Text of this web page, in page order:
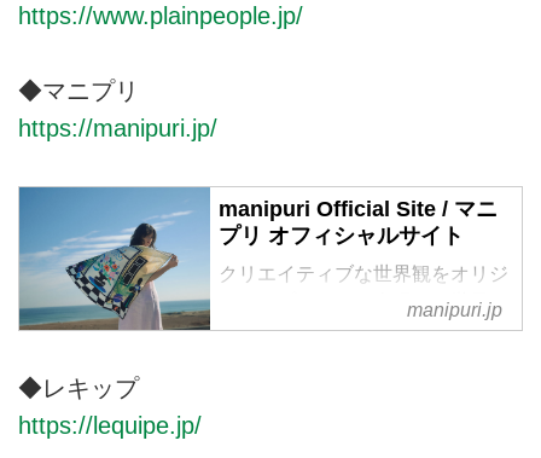
ア・スニーカーブランド
https://www.plainpeople.jp/
◆マニプリ
https://manipuri.jp/
manipuri Official Site / マニ
プリ オフィシャルサイト
クリエイティブな世界観をオリジ
ナルのプリントで表現し、世界へ
発信するブランド manipuri / マニ
manipuri.jp
◆レキップ
https://lequipe.jp/